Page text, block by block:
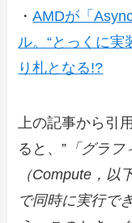
・AMDが「
ル。“とっくに実
り札となる!?
上の記事から引
ると、” 「グラ
（Compute，以
で同時に実行で